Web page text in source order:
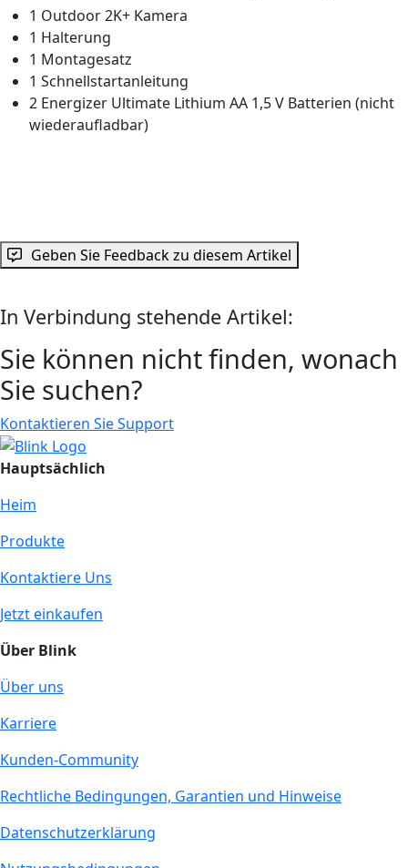
1 Outdoor 2K+ Kamera
1 Halterung
1 Montagesatz
1 Schnellstartanleitung
2 Energizer Ultimate Lithium AA 1,5 V Batterien (nicht
wiederaufladbar)
Geben Sie Feedback zu diesem Artikel
In Verbindung stehende Artikel:
Sie können nicht finden, wonach
Sie suchen?
Kontaktieren Sie Support
Hauptsächlich
Heim
Produkte
Kontaktiere Uns
Jetzt einkaufen
Über Blink
Über uns
Karriere
Kunden-Community
Rechtliche Bedingungen, Garantien und Hinweise
Datenschutzerklärung